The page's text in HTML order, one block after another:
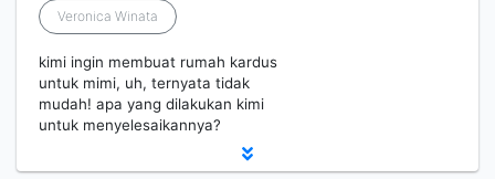
Veronica Winata
kimi ingin membuat rumah kardus
untuk mimi, uh, ternyata tidak
mudah! apa yang dilakukan kimi
untuk menyelesaikannya?